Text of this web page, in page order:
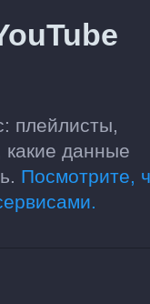
плейлисты,
данные
Посмотрите,